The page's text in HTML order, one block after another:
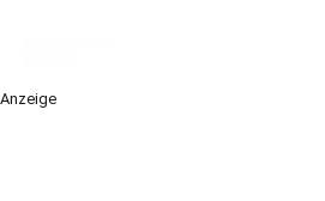
Anzeige